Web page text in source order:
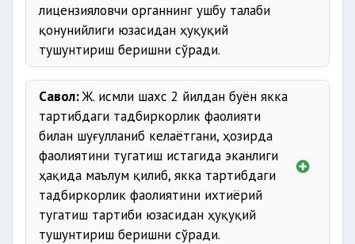
лицензияловчи органнинг ушбу талаби
қонунийлиги юзасидан ҳуқуқий
тушунтириш беришни сўради.
Савол:Ж. исмли шахс 2 йилдан буён якка
тартибдаги тадбиркорлик фаолияти
билан шуғулланиб келаётгани, ҳозирда
фаолиятини тугатиш истагида эканлиги
ҳақида маълум қилиб, якка тартибдаги
тадбиркорлик фаолиятини ихтиёрий
тугатиш тартиби юзасидан ҳуқуқий
тушунтириш беришни сўради.